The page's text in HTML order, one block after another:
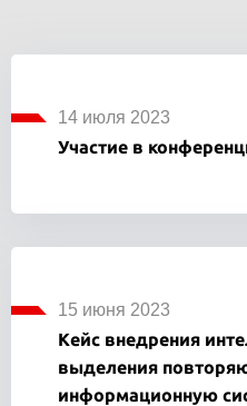
14 июля 2023
Участие в
15 июня 2023
Кейс внедрения
выделения
информационную